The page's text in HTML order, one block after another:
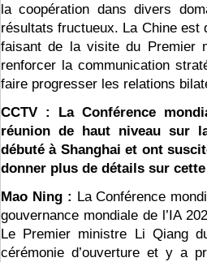
la coopération dans divers
résultats fructueux. La Chine
faisant de la visite du Premier
renforcer la communication
faire progresser les relations
CCTV : La Conférence
réunion de haut niveau sur
débuté à Shanghai et ont
donner plus de détails sur
Mao Ning : La Conférence
gouvernance mondiale de l’IA
Le Premier ministre Li Qiang
cérémonie d’ouverture et y a